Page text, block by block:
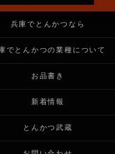
兵庫でとんかつなら
でとんかつの業種について
お品書き
新着情報
とんかつ武蔵